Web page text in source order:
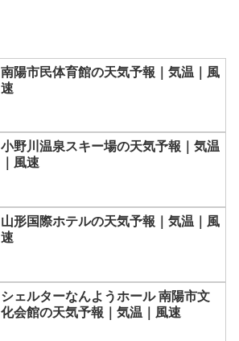
南陽市民体育館の天気予報｜気温｜風
速
小野川温泉スキー場の天気予報｜気温
｜風速
山形国際ホテルの天気予報｜気温｜風
速
シェルターなんようホール 南陽市文
化会館の天気予報｜気温｜風速